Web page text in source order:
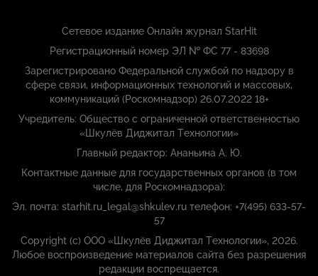
Сетевое издание Онлайн журнал StarHit
Регистрационный номер ЭЛ № ФС 77 - 83698
Зарегистрировано Федеральной службой по надзору в
сфере связи, информационных технологий и массовых,
коммуникаций (Роскомнадзор) 26.07.2022 18+
Учредитель: Общество с ограниченной ответственностью
«Шкулёв Диджитал Технологии»
Главный редактор: Ананьина А. Ю.
Контактные данные для государственных органов (в том
числе, для Роскомнадзора):
Эл. почта: starhit.ru_legal@shkulev.ru телефон: +7(495) 633-57-
57
Copyright (с) ООО «Шкулёв Диджитал Технологии», 2026.
Любое воспроизведение материалов сайта без разрешения
редакции воспрещается.